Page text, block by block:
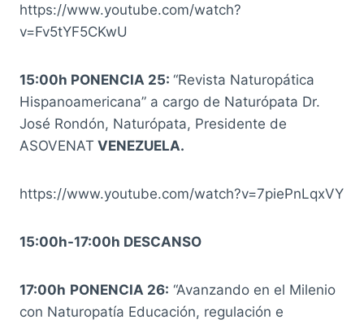
https://www.youtube.com/watch?
v=Fv5tYF5CKwU
15:00h PONENCIA 25: “Revista Naturopática
Hispanoamericana” a cargo de Naturópata Dr.
José Rondón, Naturópata, Presidente de
ASOVENAT VENEZUELA.
https://www.youtube.com/watch?v=7piePnLqxVY
15:00h-17:00h DESCANSO
17:00h PONENCIA 26: “Avanzando en el Milenio
con Naturopatía Educación, regulación e